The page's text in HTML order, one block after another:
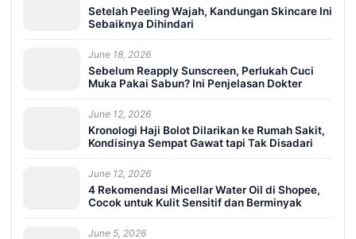
Setelah Peeling Wajah, Kandungan Skincare Ini
Sebaiknya Dihindari
June 18, 2026
Sebelum Reapply Sunscreen, Perlukah Cuci
Muka Pakai Sabun? Ini Penjelasan Dokter
June 12, 2026
Kronologi Haji Bolot Dilarikan ke Rumah Sakit,
Kondisinya Sempat Gawat tapi Tak Disadari
June 12, 2026
4 Rekomendasi Micellar Water Oil di Shopee,
Cocok untuk Kulit Sensitif dan Berminyak
June 5, 2026